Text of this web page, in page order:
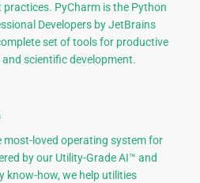
practices. PyCharm is the Python
Developers by JetBrains
set of tools for productive
and scientific development.
most-loved operating system for
by our Utility-Grade AI™ and
know-how, we help utilities